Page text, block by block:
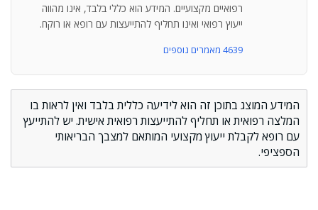
רפואיים מקצועיים. המידע הוא כללי בלבד, אינו מהווה
ייעוץ רפואי ואינו תחליף להתייעצות עם רופא או רוקח.
4639 מאמרים נוספים
המידע המוצג בתוכן זה הוא לידיעה כללית בלבד ואין לראות בו
המלצה רפואית או תחליף להתייעצות רפואית אישית. יש להתייעץ
עם רופא לקבלת ייעוץ מקצועי המותאם למצבך הבריאותי
הספציפי.